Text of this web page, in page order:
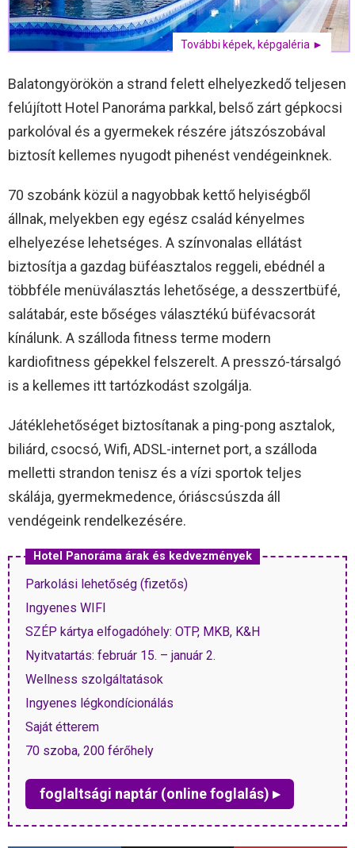
További képek, képgaléria ►
Balatongyörökön a strand felett elhelyezkedő teljesen
felújított Hotel Panoráma parkkal, belső zárt gépkocsi
parkolóval és a gyermekek részére játszószobával
biztosít kellemes nyugodt pihenést vendégeinknek.
70 szobánk közül a nagyobbak kettő helyiségből
állnak, melyekben egy egész család kényelmes
elhelyezése lehetséges. A színvonalas ellátást
biztosítja a gazdag büféasztalos reggeli, ebédnél a
többféle menüválasztás lehetősége, a desszertbüfé,
salátabár, este bőséges választékú büfévacsorát
kínálunk. A szálloda fitness terme modern
kardiofitness gépekkel felszerelt. A presszó-társalgó
is a kellemes itt tartózkodást szolgálja.
Játéklehetőséget biztosítanak a ping-pong asztalok,
biliárd, csocsó, Wifi, ADSL-internet port, a szálloda
melletti strandon tenisz és a vízi sportok teljes
skálája, gyermekmedence, óriáscsúszda áll
vendégeink rendelkezésére.
Hotel Panoráma árak és kedvezmények
Parkolási lehetőség (fizetős)
Ingyenes WIFI
SZÉP kártya elfogadóhely: OTP, MKB, K&H
Nyitvatartás: február 15. – január 2.
Wellness szolgáltatások
Ingyenes légkondícionálás
Saját étterem
70 szoba, 200 férőhely
foglaltsági naptár (online foglalás) ▸